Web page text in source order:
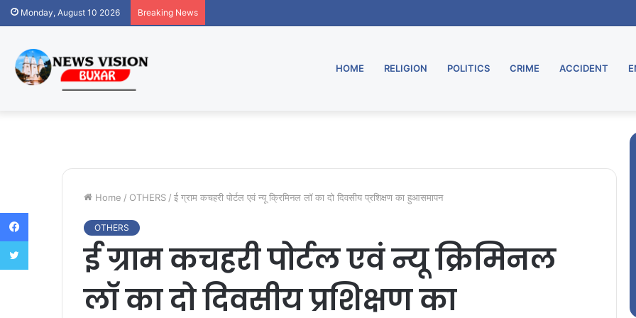
Monday, August 10 2026 Breaking News
HOME RELIGION POLITICS CRIME ACCIDENT
Home / OTHERS / ई ग्राम कचहरी पोर्टल एवं न्यू क्रिमिनल लाॅ का दो दिवसीय प्रशिक्षण का हुआसमापन
OTHERS
ई ग्राम कचहरी पोर्टल एवं न्यू क्रिमिनल
लाॅ का दो दिवसीय प्रशिक्षण का